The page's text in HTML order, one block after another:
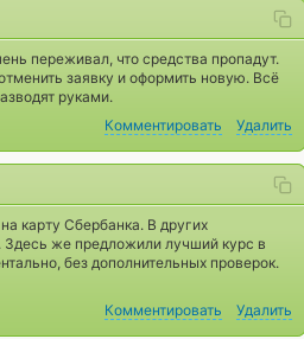
переживал, что средства пропадут.
заявку и оформить новую. Всё
руками.
Комментировать
Удалить
карту Сбербанка. В других
же предложили лучший курс в
без дополнительных проверок.
Комментировать
Удалить